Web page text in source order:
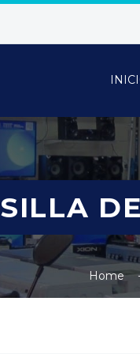
SILLA
Home